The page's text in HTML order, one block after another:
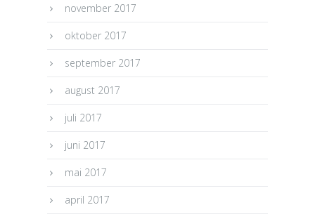
november 2017
oktober 2017
september 2017
august 2017
juli 2017
juni 2017
mai 2017
april 2017